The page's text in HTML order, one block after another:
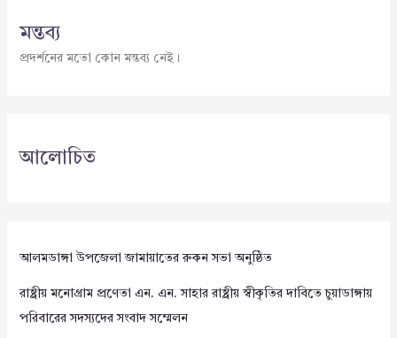
মন্তব্য
প্রদর্শনের মতো কোন মন্তব্য নেই।
আলোচিত
আলমডাঙ্গা উপজেলা জামায়াতের রুকন সভা অনুষ্ঠিত
রাষ্ট্রীয় মনোগ্রাম প্রণেতা এন. এন. সাহার রাষ্ট্রীয় স্বীকৃতির দাবিতে চুয়াডাঙ্গায়
পরিবারের সদস্যদের সংবাদ সম্মেলন